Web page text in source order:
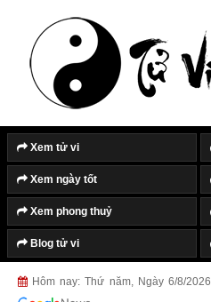
Xem tử vi
Xem ngày tốt
Xem phong thuỷ
Blog tử vi
Hôm nay: Thứ năm, Ngày 6/8/2026